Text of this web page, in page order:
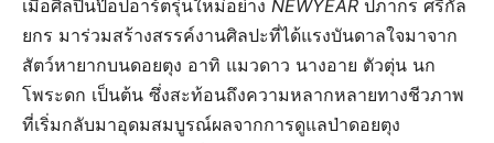
เมื่อศิลปินป๊อปอาร์ตรุ่นใหม่อย่าง NEWYEAR ปภากร ศรีกัล
ยกร มาร่วมสร้างสรรค์งานศิลปะที่ได้แรงบันดาลใจมาจาก
สัตว์หายากบนดอยตุง อาทิ แมวดาว นางอาย ตัวตุ่น นก
โพระดก เป็นต้น ซึ่งสะท้อนถึงความหลากหลายทางชีวภาพ
ที่เริ่มกลับมาอุดมสมบูรณ์ผลจากการดูแลป่าดอยตุง